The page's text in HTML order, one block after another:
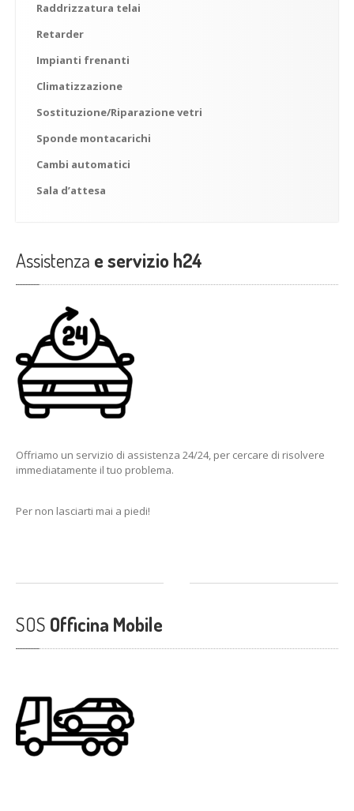
Raddrizzatura telai
Retarder
Impianti frenanti
Climatizzazione
Sostituzione/Riparazionevetri
Sponde montacarichi
Cambi automatici
Sala d’attesa
Assistenza e servizio h24
Offriamo un servizio di assistenza 24/24, per cercare di risolvere
immediatamente il tuo problema.
Per non lasciarti mai a piedi!
SOS Officina Mobile